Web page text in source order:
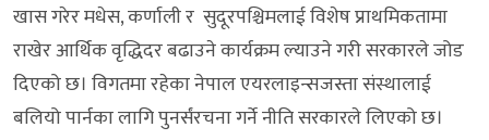
खास गरेर मधेस, कर्णाली र सुदूरपश्चिमलाई विशेष प्राथमिकतामा
राखेर आर्थिक वृद्धिदर बढाउने कार्यक्रम ल्याउने गरी सरकारले जोड
दिएको छ। विगतमा रहेका नेपाल एयरलाइन्सजस्ता संस्थालाई
बलियो पार्नका लागि पुनर्संरचना गर्ने नीति सरकारले लिएको छ।